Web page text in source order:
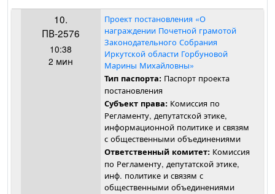
10.
ПВ-2576
10:38
2 мин
Проект постановления «О
награждении Почетной грамотой
Законодательного Собрания
Иркутской области Горбуновой
Марины Михайловны»
Тип паспорта: Паспорт проекта
постановления
Субъект права: Комиссия по
Регламенту, депутатской этике,
информационной политике и связям
с общественными объединениями
Ответственный комитет: Комиссия
по Регламенту, депутатской этике,
инф. политике и связям с
общественными объединениями